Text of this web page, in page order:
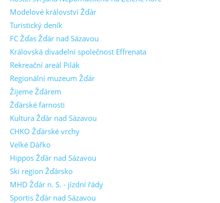
Modelové království Žďár
Turistický deník
FC Žďas Žďár nad Sázavou
Královská divadelní společnost Effrenata
Rekreační areál Pilák
Regionální muzeum Žďár
Žijeme Žďárem
Žďárské farnosti
Kultura Žďár nad Sázavou
CHKO Žďárské vrchy
Velké Dářko
Hippos Žďár nad Sázavou
Ski region Žďársko
MHD Žďár n. S. - jízdní řády
Sportis Žďár nad Sázavou